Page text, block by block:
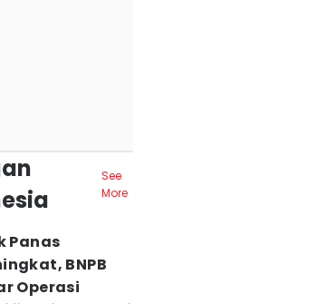
See
More
Panas
BNPB
Operasi